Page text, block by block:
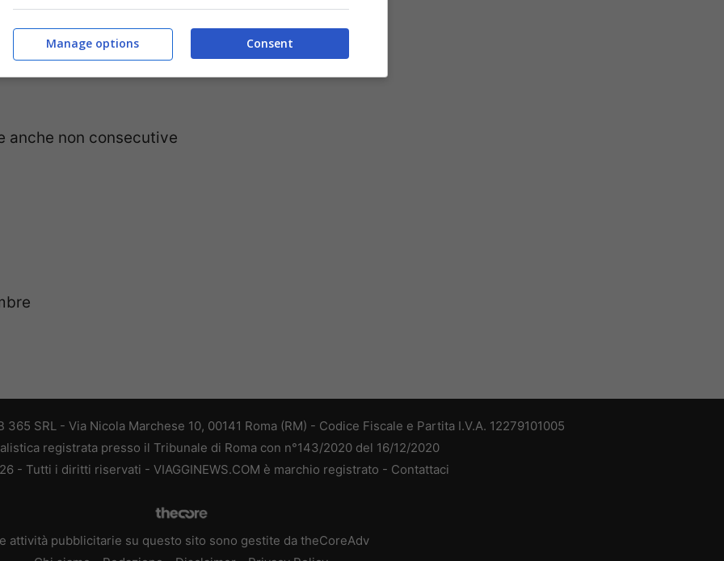
anche non consecutive
SRL - Via Nicola Marchese 10, 00141 Roma (RM) - Codice Fiscale e Partita I.V.A. 12279101005
registrata presso il Tribunale di Roma con n°143/2020 del 16/12/2020
- Tutti i diritti riservati - VIAGGINEWS.COM è marchio registrato - Contattaci
attività pubblicitarie su questo sito sono gestite da theCoreAdv
Consent
Manage options